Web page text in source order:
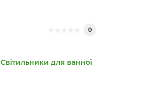
0
Світильники для ванної